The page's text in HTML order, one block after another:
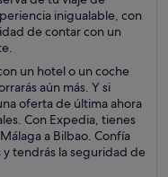
inigualable, con
de contar con un
un hotel o un coche
aún más. Y si
oferta de última ahora
Con Expedia, tienes
a Bilbao. Confía
y tendrás la seguridad de